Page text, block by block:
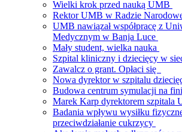
Wielki krok przed nauką UMB
Rektor UMB w Radzie
UMB nawiązał współpracę z
Medycznym w Banja Luce
Mały student, wielka nauka
Szpital kliniczny i dziecięcy w
Zawalcz o grant. Opłaci się
Nowa dyrektor w szpitalu
Budowa centrum symulacji na
Marek Karp dyrektorem szpitala
Badania wpływu wysiłku
przeciwdziałanie cukrzycy